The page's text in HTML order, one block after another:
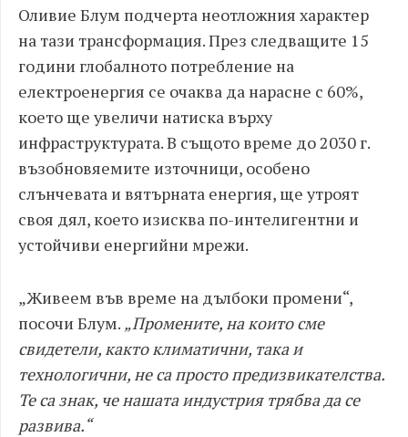
Оливие Блум подчерта неотложния характер
на тази трансформация. През следващите 15
години глобалното потребление на
електроенергия се очаква да нарасне с 60%,
което ще увеличи натиска върху
инфраструктурата. В същото време до 2030 г.
възобновяемите източници, особено
слънчевата и вятърната енергия, ще утроят
своя дял, което изисква по-интелигентни и
устойчиви енергийни мрежи.
„Живеем във време на дълбоки промени“,
посочи Блум. „Промените, на които сме
свидетели, както климатични, така и
технологични, не са просто предизвикателства.
Те са знак, че нашата индустрия трябва да се
развива.“